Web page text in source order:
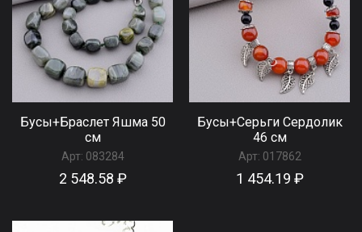
Бусы+Браслет Яшма 50
см
Арт: 083284
2 548.58 ₽
Бусы+Серьги Сердолик
46 см
Арт: 017862
1 454.19 ₽